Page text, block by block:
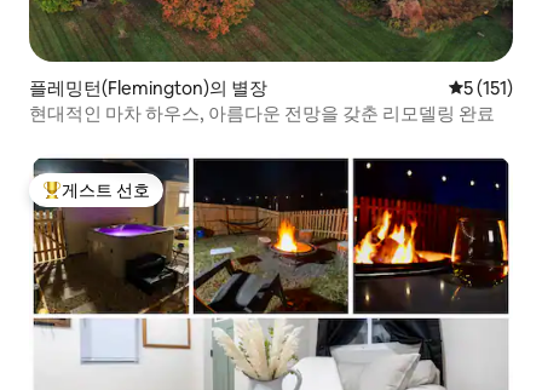
플레밍턴(Flemington)의 별장 평점 5점(5
5 (151)
현대적인 마차 하우스, 아름다운 전망을 갖춘 리모델링 완료
상위 게스트 선호
게스트 선호